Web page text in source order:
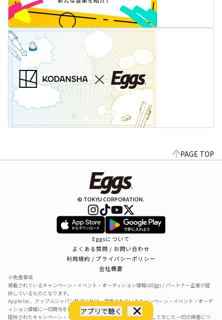
アプリで聴く
PAGE TOP
© TOKYU CORPORATION.
Eggsについて
よくある質問 / お問い合わせ
利用規約 / プライバシーポリシー
会社概要
※免責事項
掲載されているキャンペーン・イベント・オーディション情報はEggs / パートナー企業が提
供しているものとなります。
Apple Inc、アップルジャパン株式会社は、掲載されているキャンペーン・イベント・オーデ
ィション情報に一切関与をしておりません。
提供されたキャンペーン・イベント・オーディション情報を利用して生じた一切の障害につ